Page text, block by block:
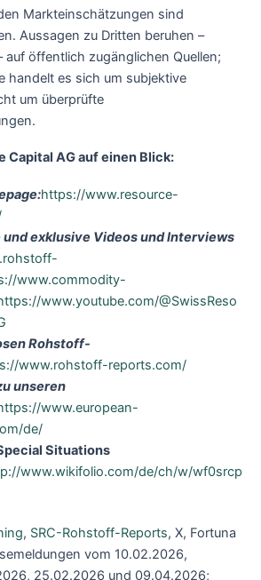
Markteinschätzungen sind
Aussagen zu Dritten beruhen –
auf öffentlich zugänglichen Quellen;
handelt es sich um subjektive
um überprüfte
Capital AG auf einen Blick:
https://www.resource-
exklusive Videos und Interviews
www.commodity-
www.youtube.com/@SwissReso
Rohstoff-
www.rohstoff-reports.com/
unseren
www.european-
de/
Situations
www.wikifolio.com/de/ch/w/wf0srcp
, SRC-Rohstoff-Reports, X, Fortuna
vom 10.02.2026,
25.02.2026 und 09.04.2026;